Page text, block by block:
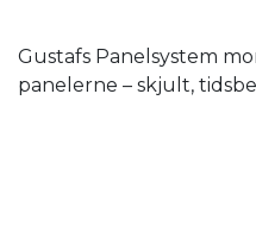
Gustafs Panelsystem
panelerne – skjult,